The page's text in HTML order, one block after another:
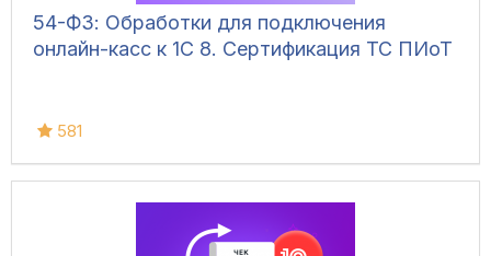
54-ФЗ: Обработки для подключения
онлайн-касс к 1С 8. Сертификация ТС ПИоТ
581